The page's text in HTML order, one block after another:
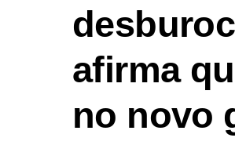
afirma
no novo